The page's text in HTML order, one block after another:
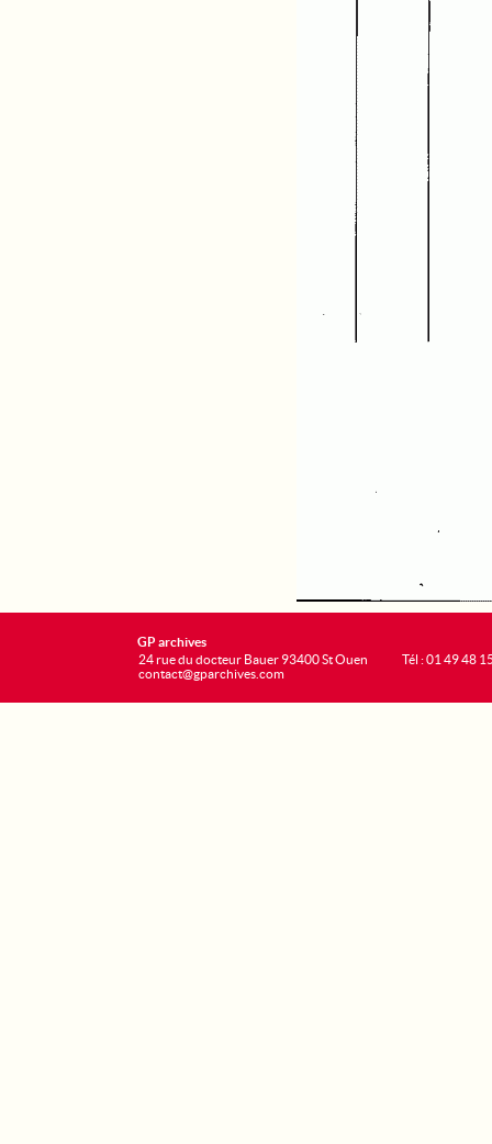
GP archives
24 rue du docteur Bauer 93400 St Ouen
contact@gparchives.com
Tél : 01 49 48